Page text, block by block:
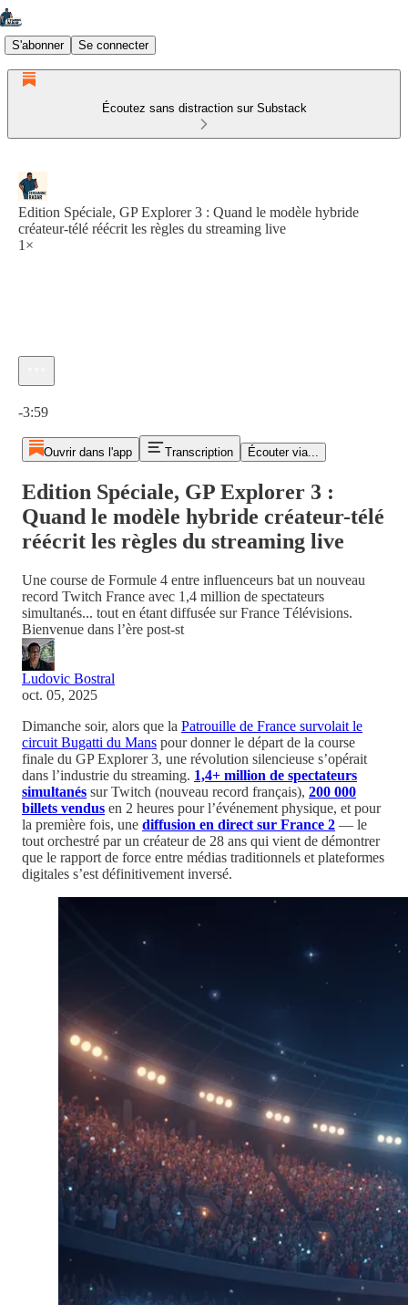
S'abonner Se connecter
Écoutez sans distraction sur Substack
Edition Spéciale, GP Explorer 3 : Quand le modèle hybride
créateur-télé réécrit les règles du streaming live
1×
-3:59
Ouvrir dans l'app Transcription Écouter via...
Edition Spéciale, GP Explorer 3 :
Quand le modèle hybride créateur-télé
réécrit les règles du streaming live
Une course de Formule 4 entre influenceurs bat un nouveau
record Twitch France avec 1,4 million de spectateurs
simultanés... tout en étant diffusée sur France Télévisions.
Bienvenue dans l’ère post-st
Ludovic Bostral
oct. 05, 2025
Dimanche soir, alors que la Patrouille de France survolait le
circuit Bugatti du Mans pour donner le départ de la course
finale du GP Explorer 3, une révolution silencieuse s’opérait
dans l’industrie du streaming. 1,4+ million de spectateurs
simultanés sur Twitch (nouveau record français), 200 000
billets vendus en 2 heures pour l’événement physique, et pour
la première fois, une diffusion en direct sur France 2 — le
tout orchestré par un créateur de 28 ans qui vient de démontrer
que le rapport de force entre médias traditionnels et plateformes
digitales s’est définitivement inversé.